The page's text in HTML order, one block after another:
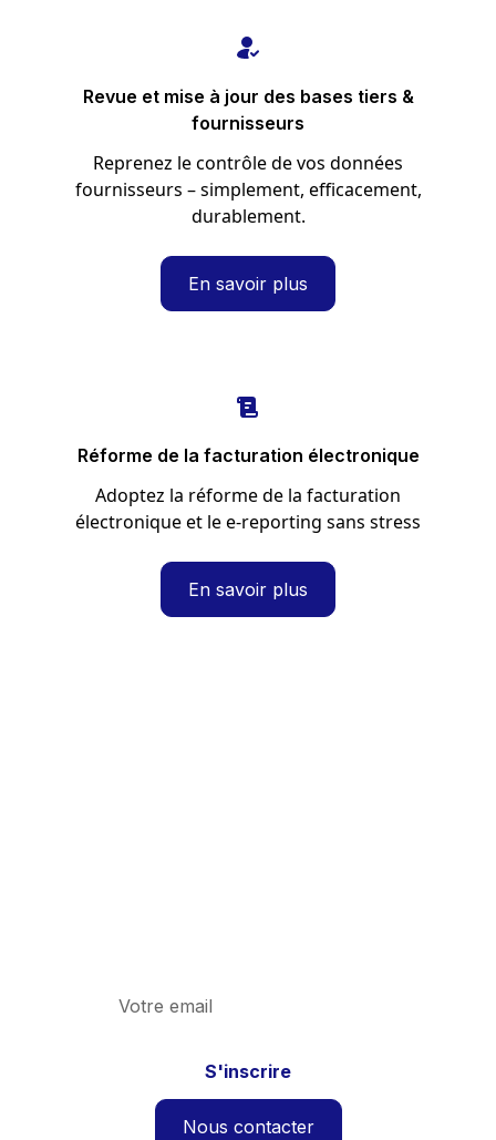
Revue et mise à jour des bases tiers &
fournisseurs
Reprenez le contrôle de vos données
fournisseurs – simplement, efficacement,
durablement.
En savoir plus
Réforme de la facturation électronique
Adoptez la réforme de la facturation
électronique et le e-reporting sans stress
En savoir plus
Nous contacter